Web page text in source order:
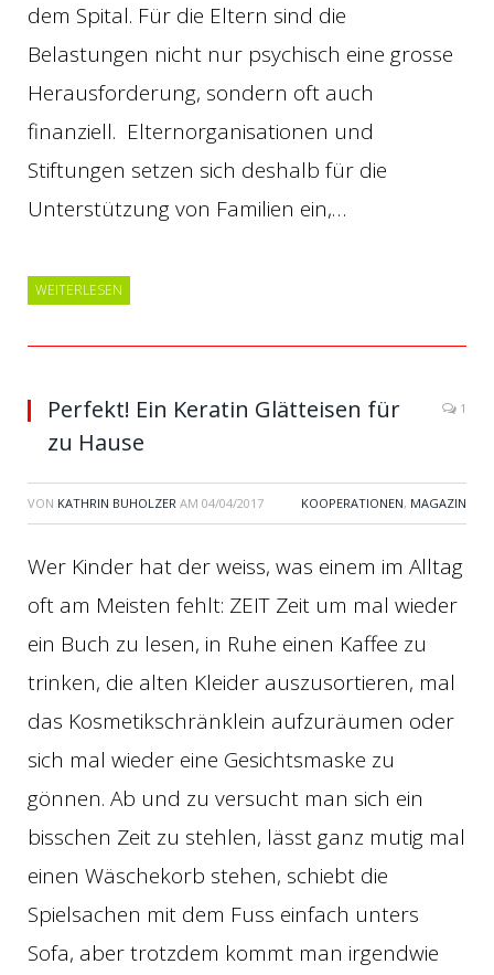
dem Spital. Für die Eltern sind die
Belastungen nicht nur psychisch eine grosse
Herausforderung, sondern oft auch
finanziell. Elternorganisationen und
Stiftungen setzen sich deshalb für die
Unterstützung von Familien ein,…
WEITERLESEN
Perfekt! Ein Keratin Glätteisen für
zu Hause
1
VON KATHRIN BUHOLZER AM 04/04/2017 KOOPERATIONEN, MAGAZIN
Wer Kinder hat der weiss, was einem im Alltag
oft am Meisten fehlt: ZEIT Zeit um mal wieder
ein Buch zu lesen, in Ruhe einen Kaffee zu
trinken, die alten Kleider auszusortieren, mal
das Kosmetikschränklein aufzuräumen oder
sich mal wieder eine Gesichtsmaske zu
gönnen. Ab und zu versucht man sich ein
bisschen Zeit zu stehlen, lässt ganz mutig mal
einen Wäschekorb stehen, schiebt die
Spielsachen mit dem Fuss einfach unters
Sofa, aber trotzdem kommt man irgendwie